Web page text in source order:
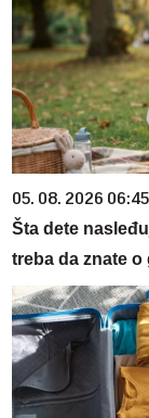
05. 08. 2026 06:45
Šta dete
treba da znate o